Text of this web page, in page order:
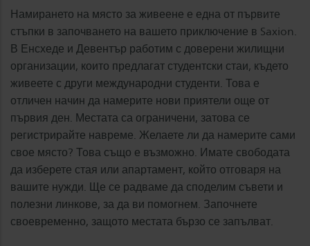
Намирането на място за живеене е една от първите
стъпки в започването на вашето приключение в Saxion.
В Енсхеде и Девентър работим с доверени жилищни
организации, които предлагат студентски стаи, където
живеете с други международни студенти. Това е
отличен начин да намерите нови приятели още от
първия ден. Местата са ограничени, затова се
регистрирайте навреме. Желаете ли да намерите сами
свое място? Това също е възможно. Имате свободата
да изберете стая или апартамент, който отговаря на
вашите нужди. Ще се радваме да споделим съвети и
полезни линкове, за да ви помогнем. Започнете
своевременно, защото местата бързо се запълват.